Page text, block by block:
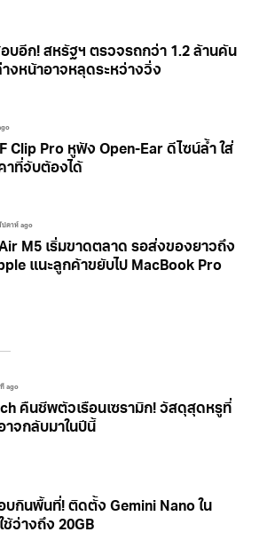
อบอีก! สหรัฐฯ ตรวจรถกว่า 1.2 ล้านคัน
งหน้าอาจหลุดระหว่างวิ่ง
Clip Pro หูฟัง Open-Ear ดีไซน์ล้ำ ใส่
าที่จับต้องได้
ปดาห์ ago
M5 เริ่มขาดตลาด รอส่งของยาวถึง
แนะลูกค้าขยับไป MacBook Pro
ago
คืนชีพตัวเรือนเซรามิก! วัสดุสุดหรูที่
าจกลับมาในปีนี้
บกินพื้นที่! ติดตั้ง Gemini Nano ใน
ช้ว่างถึง 20GB